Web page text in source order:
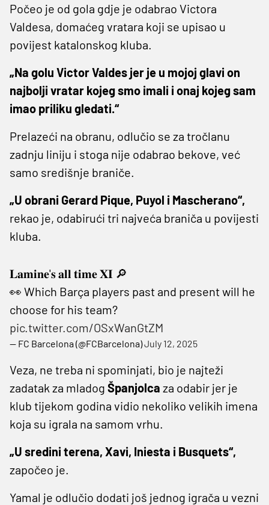
Počeo je od gola gdje je odabrao Victora
Valdesa, domaćeg vratara koji se upisao u
povijest katalonskog kluba.
„Na golu Victor Valdes jer je u mojoj glavi on
najbolji vratar kojeg smo imali i onaj kojeg sam
imao priliku gledati.“
Prelazeći na obranu, odlučio se za tročlanu
zadnju liniju i stoga nije odabrao bekove, već
samo središnje braniče.
„U obrani Gerard Pique, Puyol i Mascherano“,
rekao je, odabirući tri najveća braniča u povijesti
kluba.
𝐋𝐚𝐦𝐢𝐧𝐞'𝐬 𝐚𝐥𝐥 𝐭𝐢𝐦𝐞 𝐗𝐈 🔎
👀 Which Barça players past and present will he
choose for his team?
pic.twitter.com/OSxWanGtZM
— FC Barcelona (@FCBarcelona)July 12, 2025
Veza, ne treba ni spominjati, bio je najteži
zadatak za mladog Španjolca za odabir jer je
klub tijekom godina vidio nekoliko velikih imena
koja su igrala na samom vrhu.
„U sredini terena, Xavi, Iniesta i Busquets“,
započeo je.
Yamal je odlučio dodati još jednog igrača u vezni